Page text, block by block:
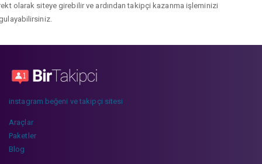
olarak siteye girebilir ve ardından takipçi kazanma işleminizi
instagram beğeni ve takipçi sitesi
Araçlar
Paketler
Blog